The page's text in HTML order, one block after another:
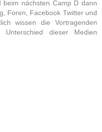
nächsten Camp D dann
Foren, Facebook Twitter und
wissen die Vortragenden
dieser Medien